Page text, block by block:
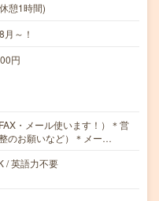
憩1時間)
～！
円
・メール使います！）＊営
のお願いなど）＊メー…
/ 英語力不要